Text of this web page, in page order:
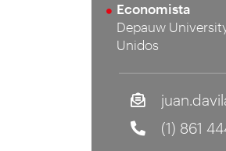
Economista
Depauw
Unidos
(1) 861